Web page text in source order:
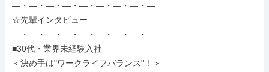
―・―・―・―・―・―・―・―・―
☆先輩インタビュー
―・―・―・―・―・―・―・―・―
■30代・業界未経験入社
＜決め手は"ワークライフバランス"！＞